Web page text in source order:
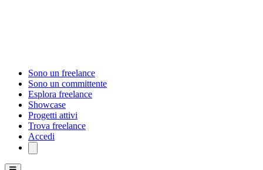
Sono un freelance
Sono un committente
Esplora freelance
Showcase
Progetti attivi
Trova freelance
Accedi